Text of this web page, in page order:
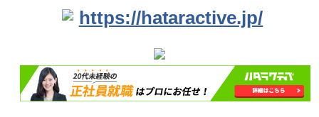
https://hataractive.jp/